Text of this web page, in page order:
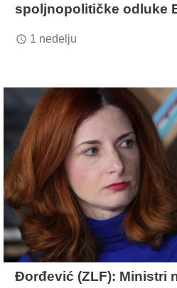
spoljnopolitičke odluke
access_time 1 nedelju
Đorđević (ZLF): Ministri